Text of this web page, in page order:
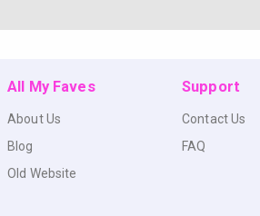
All My Faves
About Us
Blog
Old Website
Support
Contact Us
FAQ